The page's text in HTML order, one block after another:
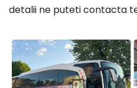
detalii ne puteti contacta